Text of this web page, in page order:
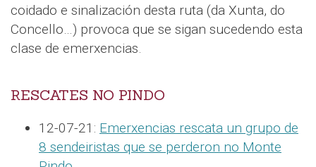
coidado e sinalización desta ruta (da Xunta, do
Concello…) provoca que se sigan sucedendo esta
clase de emerxencias.
RESCATES NO PINDO
12-07-21: Emerxencias rescata un grupo de
8 sendeiristas que se perderon no Monte